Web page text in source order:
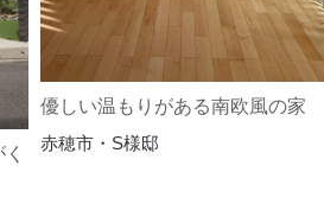
優しい温もりがある南欧風の家
赤穂市・S様邸